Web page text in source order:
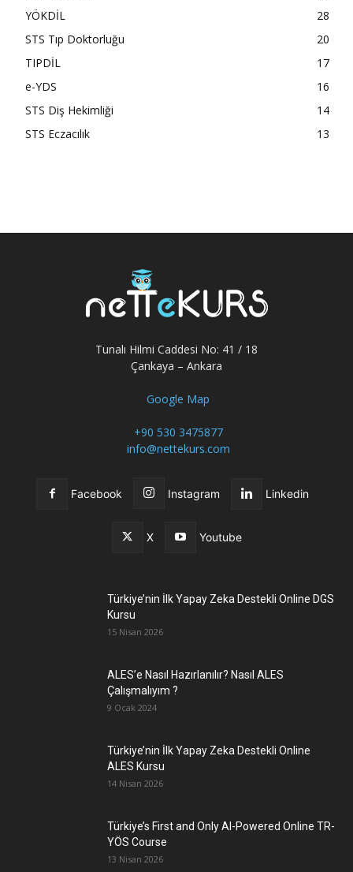
YÖKDİL
28
STS Tıp Doktorluğu
20
TIPDİL
17
e-YDS
16
STS Diş Hekimliği
14
STS Eczacılık
13
Tunalı Hilmi Caddesi No: 41 / 18
Çankaya – Ankara
Google Map
+90 530 3475877
info@nettekurs.com
Facebook Instagram Linkedin
X Youtube
Türkiye’nin İlk Yapay Zeka Destekli Online DGS
Kursu
15 Nisan 2026
ALES’e Nasıl Hazırlanılır? Nasıl ALES
Çalışmalıyım ?
9 Ocak 2024
Türkiye’nin İlk Yapay Zeka Destekli Online
ALES Kursu
14 Nisan 2026
Türkiye’s First and Only AI-Powered Online TR-
YÖS Course
13 Nisan 2026